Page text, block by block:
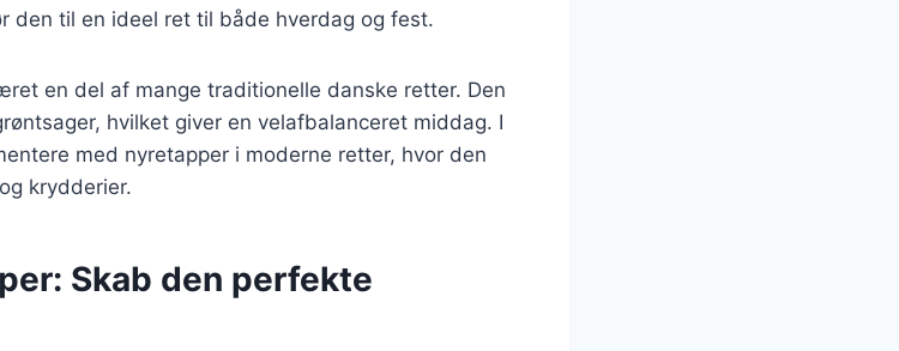
den til en ideel ret til både hverdag og fest.
en del af mange traditionelle danske retter. Den
hvilket giver en velafbalanceret middag. I
med nyretapper i moderne retter, hvor den
krydderier.
Skab den perfekte